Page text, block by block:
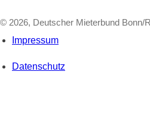
© 2026, Deutscher Mieterbund Bonn/
Impressum
Datenschutz